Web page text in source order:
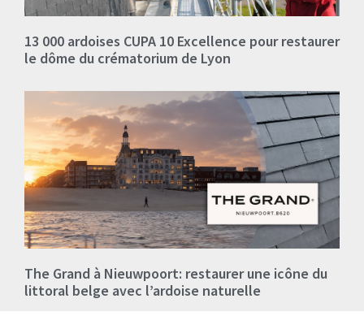
13 000 ardoises CUPA 10 Excellence pour restaurer
le dôme du crématorium de Lyon
The Grand à Nieuwpoort: restaurer une icône du
littoral belge avec l’ardoise naturelle